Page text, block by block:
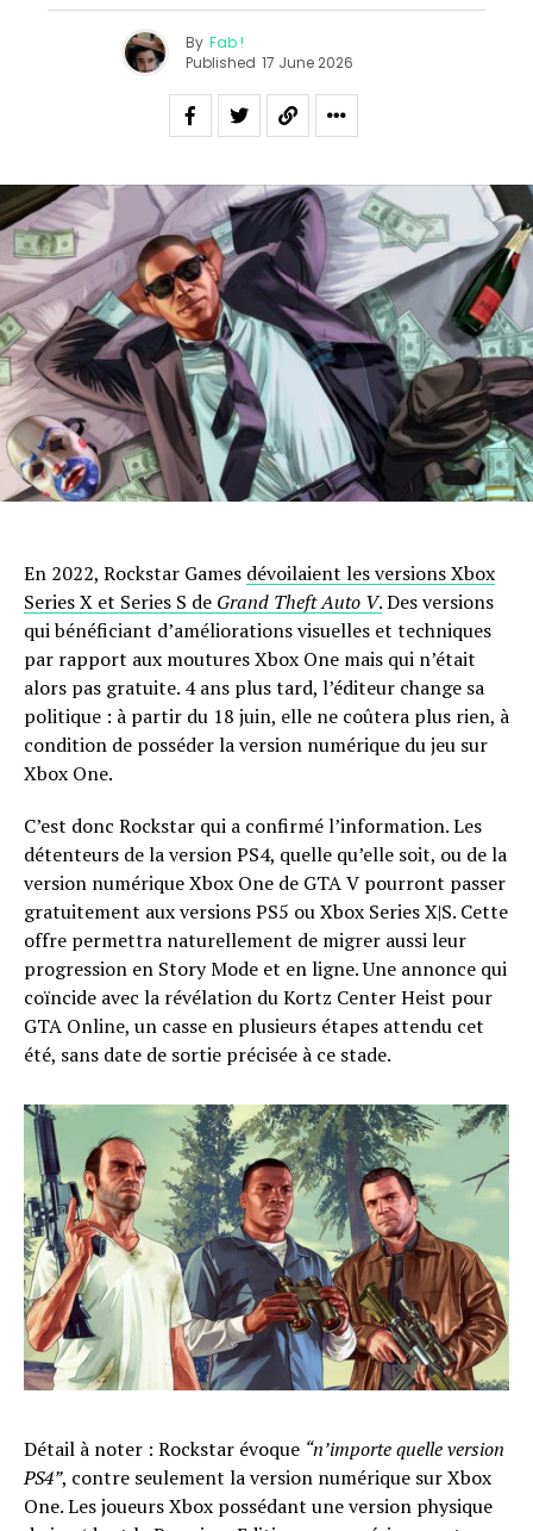
By Fab !
Published 17 June 2026
En 2022, Rockstar Games dévoilaient les versions Xbox
Series X et Series S de Grand Theft Auto V.Des versions
qui bénéficiant d’améliorations visuelles et techniques
par rapport aux moutures Xbox One mais qui n’était
alors pas gratuite. 4 ans plus tard, l’éditeur change sa
politique : à partir du 18 juin, elle ne coûtera plus rien, à
condition de posséder la version numérique du jeu sur
Xbox One.
C’est donc Rockstar qui a confirmé l’information. Les
détenteurs de la version PS4, quelle qu’elle soit, ou de la
version numérique Xbox One de GTA V pourront passer
gratuitement aux versions PS5 ou Xbox Series X|S. Cette
offre permettra naturellement de migrer aussi leur
progression en Story Mode et en ligne. Une annonce qui
coïncide avec la révélation du Kortz Center Heist pour
GTA Online, un casse en plusieurs étapes attendu cet
été, sans date de sortie précisée à ce stade.
Détail à noter : Rockstar évoque “n’importe quelle version
PS4”, contre seulement la version numérique sur Xbox
One. Les joueurs Xbox possédant une version physique